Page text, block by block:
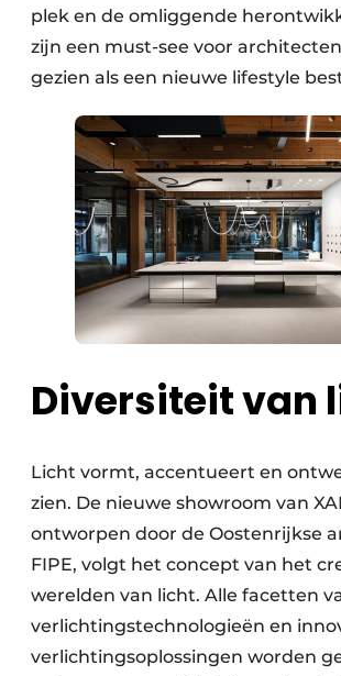
plek en de omliggende
zijn een must-see voor
gezien als een nieuwe lifestyle
Diversiteit van
Licht vormt, accentueert en
zien. De nieuwe showroom van
ontworpen door de Oostenrijkse
FIPE, volgt het concept van het
werelden van licht. Alle facetten
verlichtingstechnologieën en
verlichtingsoplossingen worden